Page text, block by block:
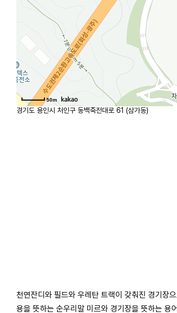
50m
경기도 용인시 처인구 동백죽전대로 61 (삼가동)
천연잔디와 필드와 우레탄 트랙이 갖춰진 경기장
용을 뜻하는 순우리말 미르와 경기장을 뜻하는 용